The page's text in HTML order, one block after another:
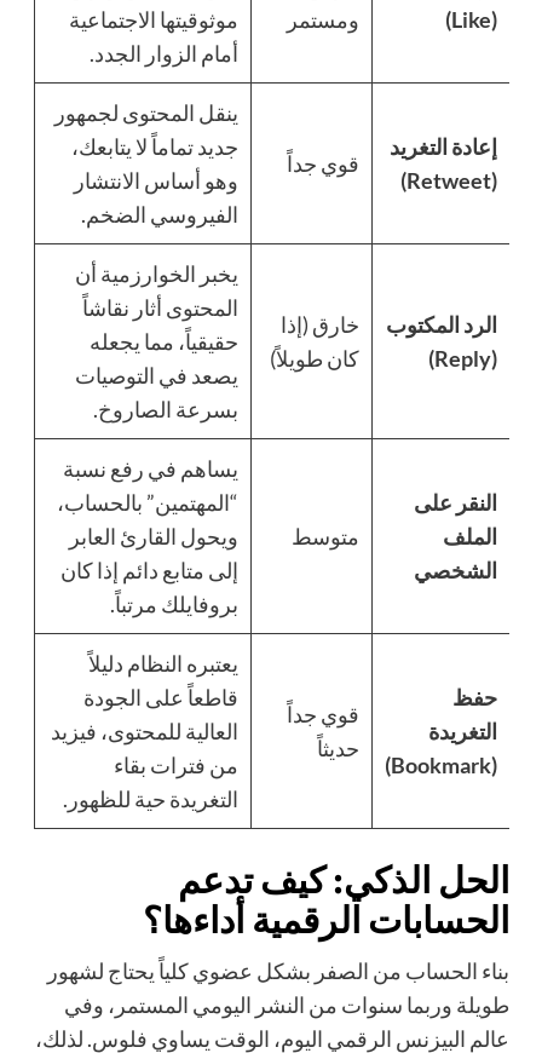
(Like)
ومستمر
موثوقيتها الاجتماعية
أمام الزوار الجدد.
إعادة التغريد
(Retweet)
قوي جداً
ينقل المحتوى لجمهور
جديد تماماً لا يتابعك،
وهو أساس الانتشار
الفيروسي الضخم.
الرد المكتوب
(Reply)
خارق (إذا
كان طويلاً)
يخبر الخوارزمية أن
المحتوى أثار نقاشاً
حقيقياً، مما يجعله
يصعد في التوصيات
بسرعة الصاروخ.
النقر على
الملف
الشخصي
متوسط
يساهم في رفع نسبة
“المهتمين” بالحساب،
ويحول القارئ العابر
إلى متابع دائم إذا كان
بروفايلك مرتباً.
حفظ
التغريدة
(Bookmark)
قوي جداً
حديثاً
يعتبره النظام دليلاً
قاطعاً على الجودة
العالية للمحتوى، فيزيد
من فترات بقاء
التغريدة حية للظهور.
الحل الذكي: كيف تدعم
الحسابات الرقمية أداءها؟
بناء الحساب من الصفر بشكل عضوي كلياً يحتاج لشهور
طويلة وربما سنوات من النشر اليومي المستمر، وفي
عالم البيزنس الرقمي اليوم، الوقت يساوي فلوس. لذلك،